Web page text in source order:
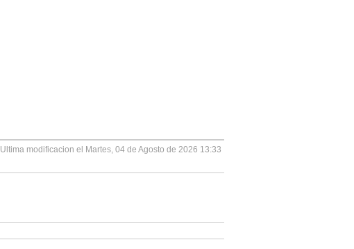
Ultima modificacion el Martes, 04 de Agosto de 2026 13:33